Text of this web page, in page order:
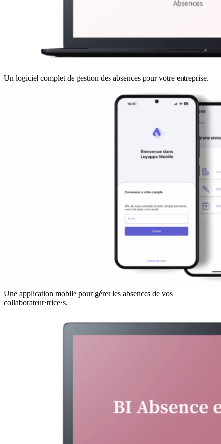
Un logiciel complet de gestion des absences pour votre entreprise.
Une application mobile pour gérer les absences de vos
collaborateur·trice·s.